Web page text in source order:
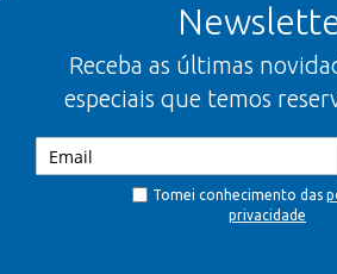
Receba as últimas
especiais que temos
Tomei conhecimento das
privacidade